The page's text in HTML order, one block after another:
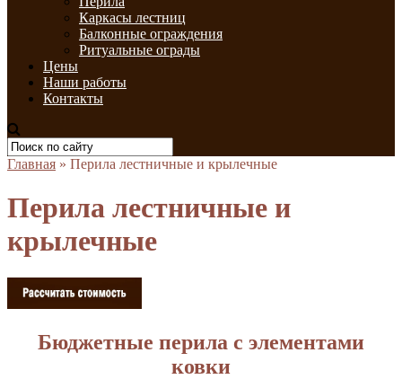
Каркасы лестниц
Балконные ограждения
Ритуальные ограды
Цены
Наши работы
Контакты
Главная » Перила лестничные и крылечные
Перила лестничные и
крылечные
Бюджетные перила с элементами
ковки